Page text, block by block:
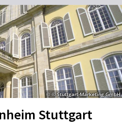
Events & Tickets
Erlebnisse
Radfahren© © Stuttgart-Marketing GmbH
Stuttgart